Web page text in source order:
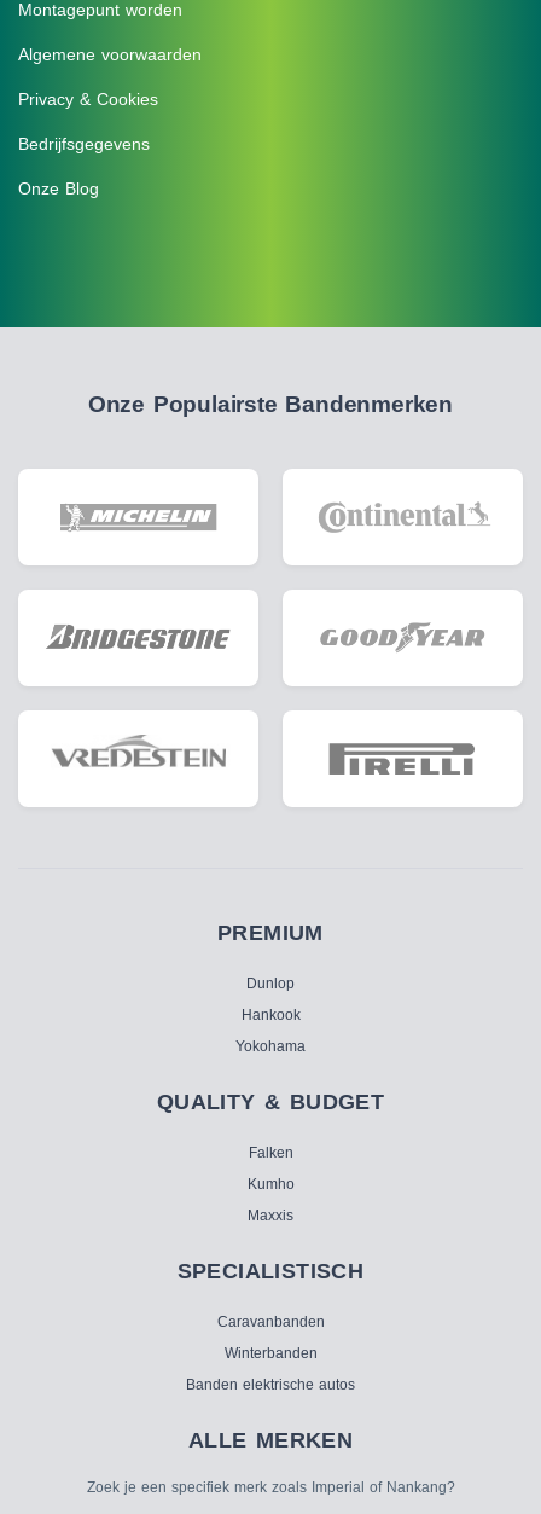
Montagepunt worden
Algemene voorwaarden
Privacy & Cookies
Bedrijfsgegevens
Onze Blog
Onze Populairste Bandenmerken
PREMIUM
Dunlop
Hankook
Yokohama
QUALITY & BUDGET
Falken
Kumho
Maxxis
SPECIALISTISCH
Caravanbanden
Winterbanden
Banden elektrische autos
ALLE MERKEN
Zoek je een specifiek merk zoals Imperial of Nankang?